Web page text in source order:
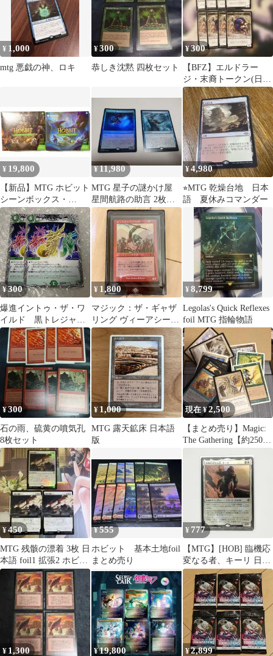
¥ 1,000
mtg 悪戯の神、ロキ
¥300
恭しき沈黙 四枚セット
¥300
【BFZ】エルドラー
ジ・末裔トークン(日)
(004)
¥ 19,800
【新品】MTG ホビット
シーンボックス・
SCENE BOX 2種類セッ
ト英語版
¥11,980
MTG 星子の謎かけ屋
星間航路の助言 2枚セ
ット
¥4,980
⭐︎MTG 乾燥台地 日本
語 夏休みコマンダー
¥300
爆進イントゥ・ザ・ワ
イルド 黒トレジャ
ー 黒トレ 2枚
¥ 1,800
マジック：ザ・ギャザ
リング ヴィーアシーノ
の長
¥8,799
Legolas's Quick Reflexes
foil MTG 指輪物語
¥300
石の雨、硫黄の噴気孔
8枚セット
¥ 1,000
MTG 露天鉱床 日本語
版
現在 ¥2,500
【まとめ売り】Magic:
The Gathering【約2500
¥450
MTG 残骸の漂着 3枚 日
本語 foil1 拡張2 ホビッ
ト
¥555
ホビット 基本土地foil
まとめ売り
¥ 777
【MTG】[HOB] 臨機応
変なる者、キーリ 日本
語版 FOIL
¥ 1,300 ¥19,800 ¥2,899